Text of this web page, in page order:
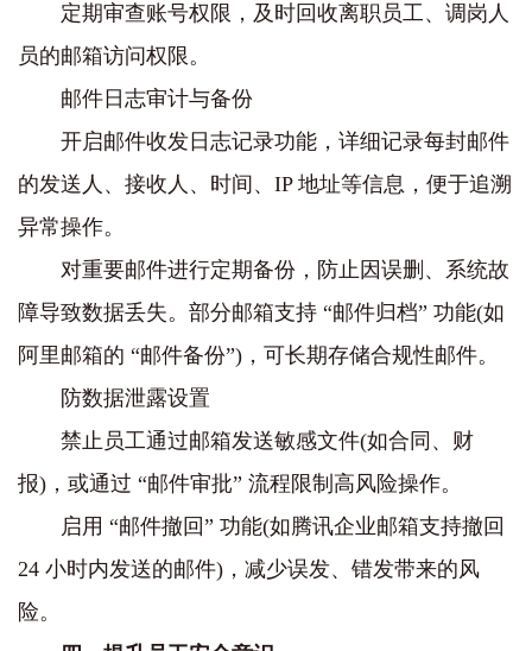
定期审查账号权限，及时回收离职员工、调岗人
员的邮箱访问权限。
邮件日志审计与备份
开启邮件收发日志记录功能，详细记录每封邮件
的发送人、接收人、时间、IP 地址等信息，便于追溯
异常操作。
对重要邮件进行定期备份，防止因误删、系统故
障导致数据丢失。部分邮箱支持 “邮件归档” 功能(如
阿里邮箱的 “邮件备份”)，可长期存储合规性邮件。
防数据泄露设置
禁止员工通过邮箱发送敏感文件(如合同、财
报)，或通过 “邮件审批” 流程限制高风险操作。
启用 “邮件撤回” 功能(如腾讯企业邮箱支持撤回
24 小时内发送的邮件)，减少误发、错发带来的风
险。